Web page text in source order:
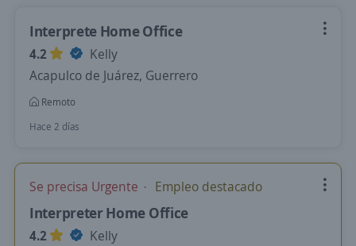
Interprete Home Office
4.2
Kelly
Acapulco de Juárez, Guerrero
Remoto
Hace 2 días
Se precisa Urgente Empleo destacado
Interpreter Home Office
4.2
Kelly